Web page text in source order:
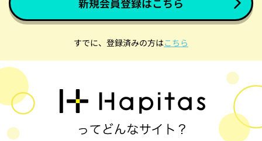
すでに、登録済みの方はこちら